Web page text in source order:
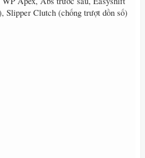
Slipper Clutch (chống trượt dồn số)